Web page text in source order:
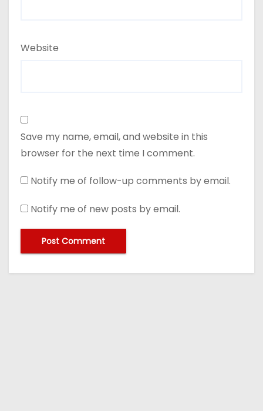
Website
Save my name, email, and website in this
browser for the next time I comment.
Notify me of follow-up comments by email.
Notify me of new posts by email.